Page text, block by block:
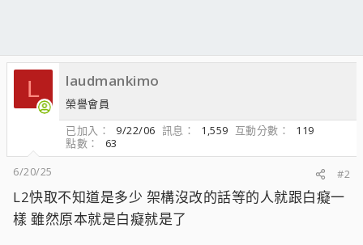
L laudmankimo
榮譽會員
已加入
9/22/06 訊息 1,559 互動分數
119
點數
63
6/20/25
#2
L2快取不知道是多少 架構沒改的話等的人就跟白癡一
樣 雖然原本就是白癡就是了